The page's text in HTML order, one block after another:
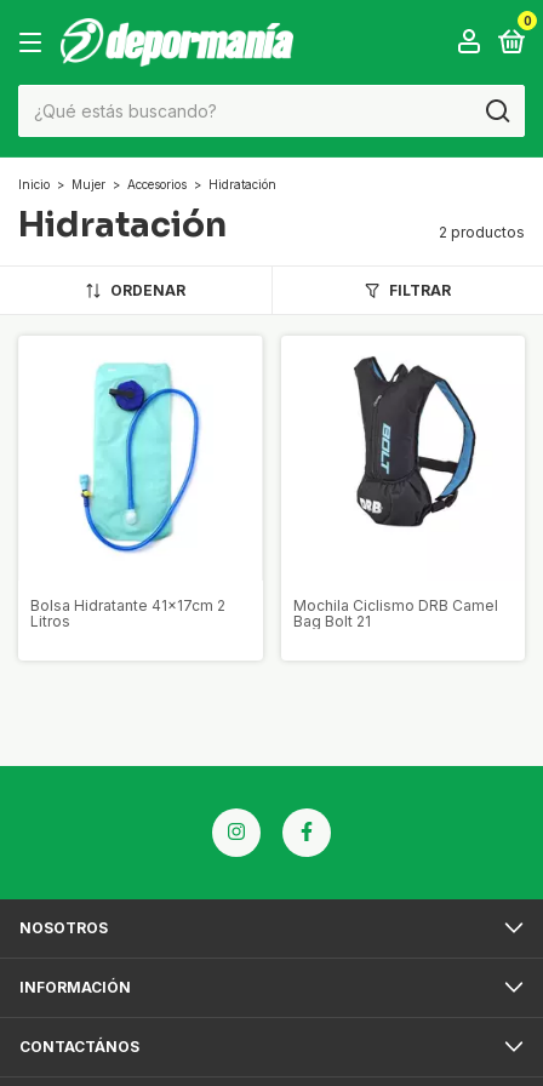
0
Inicio > Mujer > Accesorios > Hidratación
Hidratación 2 productos
ORDENAR FILTRAR
Bolsa Hidratante 41x17cm 2
Litros
Mochila Ciclismo DRB Camel
Bag Bolt 21
NOSOTROS
INFORMACIÓN
CONTACTÁNOS